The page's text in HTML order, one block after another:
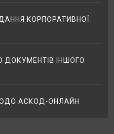
КОРПОРАТИВНОЇ
ІНШОГО
АСКОД-ОНЛАЙН